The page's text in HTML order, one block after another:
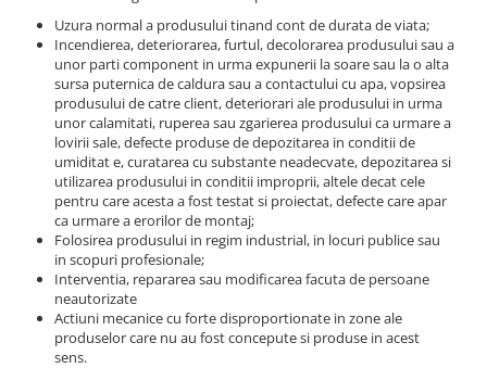
Sezlong living
Uzura normal a produsului tinand cont de durata de viata;
Incendierea, deteriorarea, furtul, decolorarea produsului sau a
unor parti component in urma expunerii la soare sau la o alta
sursa puternica de caldura sau a contactului cu apa, vopsirea
produsului de catre client, deteriorari ale produsului in urma
unor calamitati, ruperea sau zgarierea produsului ca urmare a
lovirii sale, defecte produse de depozitarea in conditii de
umiditat e, curatarea cu substante neadecvate, depozitarea si
utilizarea produsului in conditii improprii, altele decat cele
pentru care acesta a fost testat si proiectat, defecte care apar
ca urmare a erorilor de montaj;
Folosirea produsului in regim industrial, in locuri publice sau
in scopuri profesionale;
Interventia, repararea sau modificarea facuta de persoane
neautorizate
Actiuni mecanice cu forte disproportionate in zone ale
produselor care nu au fost concepute si produse in acest
sens.